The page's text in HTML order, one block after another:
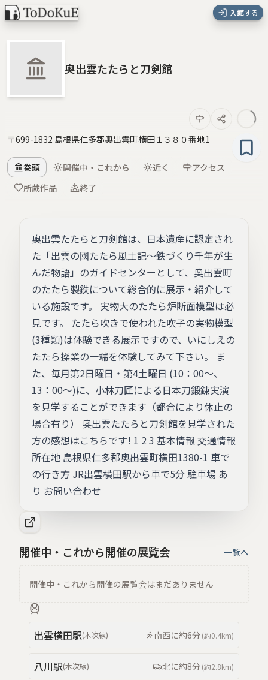
入館する
奥出雲たたらと刀剣館
〒699-1832 島根県仁多郡奥出雲町横田１３８０番地1
巻頭 開催中・これから 近く
アクセス
所蔵作品
終了
奥出雲たたらと刀剣館は、日本遺産に認定され
た「出雲の國たたら風土記～鉄づくり千年が生
んだ物語」のガイドセンターとして、奥出雲町
のたたら製鉄について総合的に展示・紹介して
いる施設です。 実物大のたたら炉断面模型は必
見です。 たたら吹きで使われた吹子の実物模型
(3種類)は体験できる展示ですので、いにしえの
たたら操業の一端を体験してみて下さい。 ま
た、毎月第2日曜日・第4土曜日 (10：00～、
13：00～)に、小林刀匠による日本刀鍛錬実演
を見学することができます（都合により休止の
場合有り） 奥出雲たたらと刀剣館を見学された
方の感想はこちらです! 1 2 3 基本情報 交通情報
所在地 島根県仁多郡奥出雲町横田1380-1 車で
の行き方 JR出雲横田駅から車で5分 駐車場 あ
り お問い合わせ
開催中・これから開催の展覧会 一覧へ
開催中・これから開催の展覧会はまだありません
出雲横田駅(木次線) 南西に約6分(約0.4km)
八川駅(木次線) 北に約8分(約2.8km)